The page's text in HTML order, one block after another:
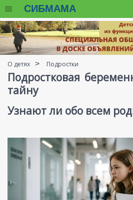
СИБМАМА
О детях Подростки
Подростковая
тайну
Узнают ли обо всем